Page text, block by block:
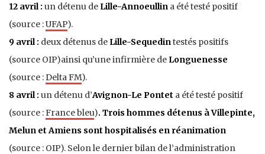
12 avril : un détenu de Lille-Annoeullin a été testé positif
(source :UFAP).
9 avril : deux détenus de Lille-Sequedin testés positifs
(source OIP)ainsi qu’une infirmière de Longuenesse
(source : Delta FM).
8 avril : un détenu d’Avignon-Le Pontet a été testé positif
(source :France bleu). Trois hommes détenus à Villepinte,
Melun et Amiens sont hospitalisés en réanimation
(source : OIP). Selon le dernier bilan de l’administration